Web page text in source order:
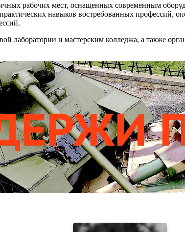
рабочих мест, оснащенных современным
навыков востребованных
лаборатории и мастерским колледжа, а также